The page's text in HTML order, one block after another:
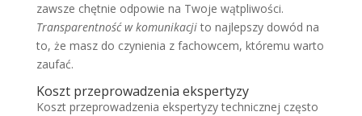
zawsze chętnie odpowie na Twoje wątpliwości.
Transparentność w komunikacjito najlepszy dowód na
to, że masz do czynienia z fachowcem, któremu warto
zaufać.
Koszt przeprowadzenia ekspertyzy
Koszt przeprowadzenia ekspertyzy technicznej często